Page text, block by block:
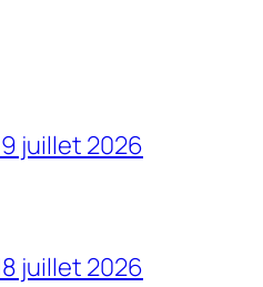
juillet 2026
juillet 2026